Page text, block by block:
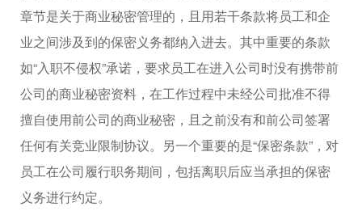
章节是关于商业秘密管理的，且用若干条款将员工和企
业之间涉及到的保密义务都纳入进去。其中重要的条款
如“入职不侵权”承诺，要求员工在进入公司时没有携带前
公司的商业秘密资料，在工作过程中未经公司批准不得
擅自使用前公司的商业秘密，且之前没有和前公司签署
任何有关竞业限制协议。另一个重要的是“保密条款”，对
员工在公司履行职务期间，包括离职后应当承担的保密
义务进行约定。